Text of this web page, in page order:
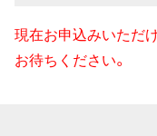
現在お申込みいただ
お待ちください。